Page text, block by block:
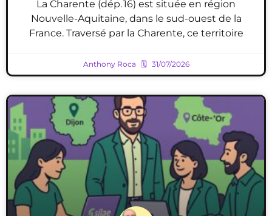
La Charente (dép. 16) est située en région
Nouvelle-Aquitaine, dans le sud-ouest de la
France. Traversé par la Charente, ce territoire
Anthony Roca 31/07/2026